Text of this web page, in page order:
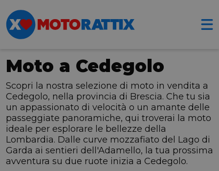
Moto a Cedegolo
Scopri la nostra selezione di moto in vendita a
Cedegolo, nella provincia di Brescia. Che tu sia
un appassionato di velocità o un amante delle
passeggiate panoramiche, qui troverai la moto
ideale per esplorare le bellezze della
Lombardia. Dalle curve mozzafiato del Lago di
Garda ai sentieri dell'Adamello, la tua prossima
avventura su due ruote inizia a Cedegolo.